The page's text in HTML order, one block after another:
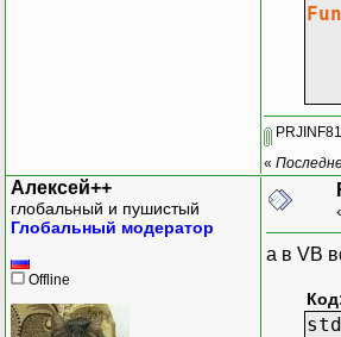
End
«
Алексей++
глобальный и пушистый
Глобальный модератор
Offline
а в VB